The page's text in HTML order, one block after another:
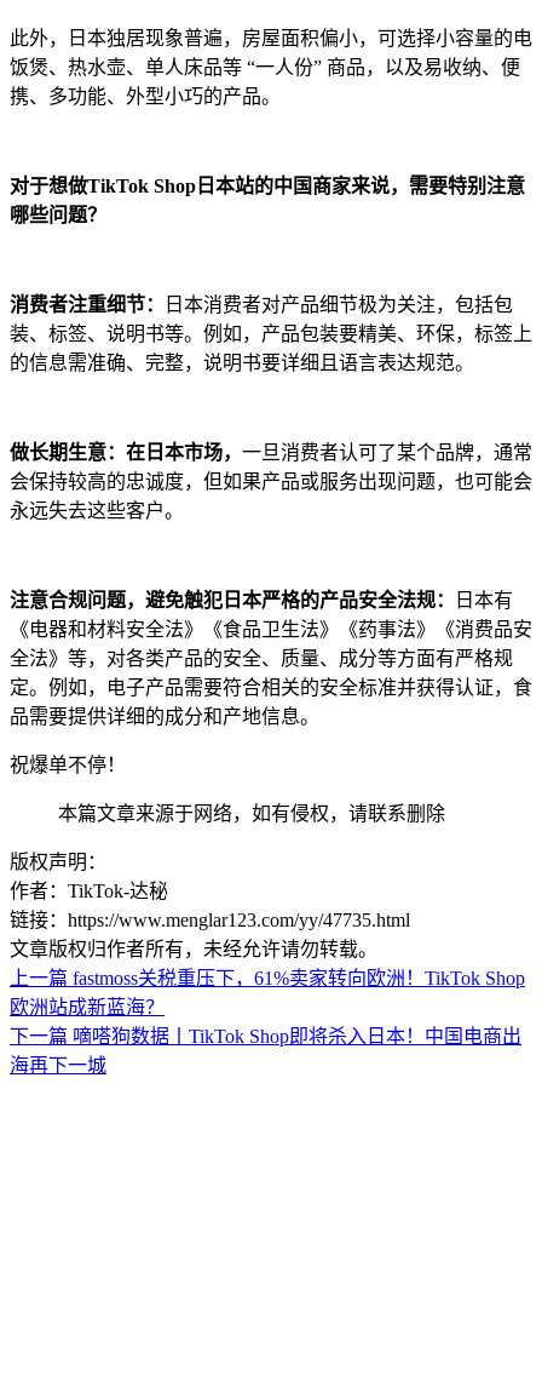
此外，日本独居现象普遍，房屋面积偏小，可选择小容量的电
饭煲、热水壶、单人床品等 “一人份” 商品，以及易收纳、便
携、多功能、外型小巧的产品。
对于想做TikTok Shop日本站的中国商家来说，需要特别注意
哪些问题？
消费者注重细节：
日本消费者对产品细节极为关注，包括包
装、标签、说明书等。例如，产品包装要精美、环保，标签上
的信息需准确、完整，说明书要详细且语言表达规范。
做长期生意： 在日本市场， 一旦消费者认可了某个品牌，通常
会保持较高的忠诚度，但如果产品或服务出现问题，也可能会
永远失去这些客户。
注意合规问题，避免触犯日本严格的产品安全法规：
日本有
《电器和材料安全法》《食品卫生法》《药事法》《消费品安
全法》等，对各类产品的安全、质量、成分等方面有严格规
定。例如，电子产品需要符合相关的安全标准并获得认证，食
品需要提供详细的成分和产地信息。
祝爆单不停！
本篇文章来源于网络，如有侵权，请联系删除
版权声明：
作者：TikTok-达秘
链接：https://www.menglar123.com/yy/47735.html
文章版权归作者所有，未经允许请勿转载。
上一篇 fastmoss关税重压下，61%卖家转向欧洲！TikTok Shop
欧洲站成新蓝海？
下一篇 嘀嗒狗数据丨TikTok Shop即将杀入日本！中国电商出
海再下一城